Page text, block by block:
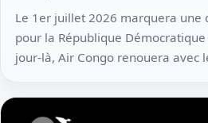
Le 1er juillet 2026 marquera une
pour la République Démocratique
jour-là, Air Congo renouera avec